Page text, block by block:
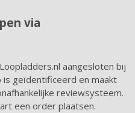
via
aangesloten bij
is geïdentificeerd en maakt
reviewsysteem.
een order plaatsen.